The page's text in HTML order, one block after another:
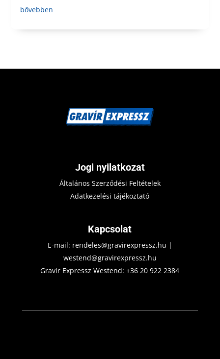
bővebben
Jogi nyilatkozat
Általános Szerződési Feltételek
Adatkezelési tájékoztató
Kapcsolat
E-mail: rendeles@gravirexpressz.hu |
westend@gravirexpressz.hu
Gravír Expressz Westend:+36 20 922 2384